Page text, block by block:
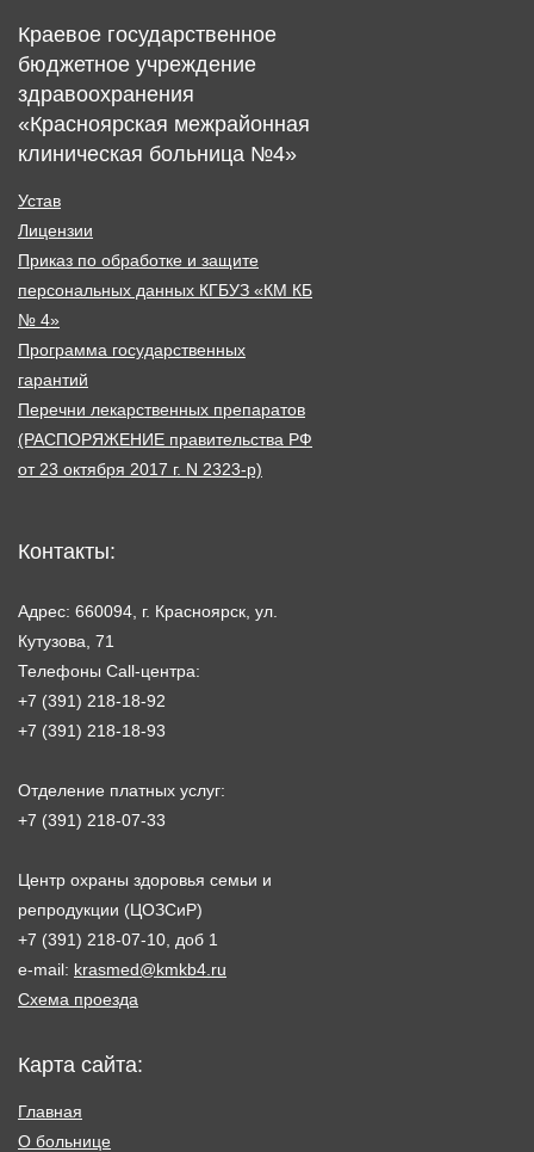
Краевое государственное
бюджетное учреждение
здравоохранения
«Красноярская межрайонная
клиническая больница №4»
Устав
Лицензии
Приказ по обработке и защите
персональных данных КГБУЗ «КМ КБ
№ 4»
Программа государственных
гарантий
Перечни лекарственных препаратов
(РАСПОРЯЖЕНИЕ правительства РФ
от 23 октября 2017 г. N 2323-р)
Контакты:
Адрес: 660094, г. Красноярск, ул.
Кутузова, 71
Телефоны Call-центра:
+7 (391) 218-18-92
+7 (391) 218-18-93
Отделение платных услуг:
+7 (391) 218-07-33
Центр охраны здоровья семьи и
репродукции (ЦОЗСиР)
+7 (391) 218-07-10, доб 1
e-mail: krasmed@kmkb4.ru
Схема проезда
Карта сайта:
Главная
О больнице